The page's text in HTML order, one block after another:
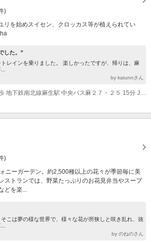
)
リを始めスイセン、クロッカス等が植えられてい
した。”
レインを乗りました。 楽しかったですが、帰りは、麻
by katunnさん
(1)百合が原公園前 徒歩 地下鉄南北線麻生駅 中央バス麻２７・２５ 15分 JR札幌駅 列車 20分 百合が原駅 徒歩 6分
)
ニーガーデン。約2,500種以上の花々が季節毎に美
ストランでは、野菜たっぷりのお花見弁当やスープ
どを楽...
こは夢の様な世界で、様々な花が所狭しと咲き乱れ、抜
by のねのさん